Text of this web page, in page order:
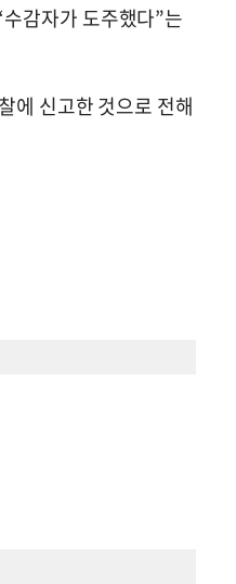
감자가 도주했다”는
에 신고한 것으로 전해